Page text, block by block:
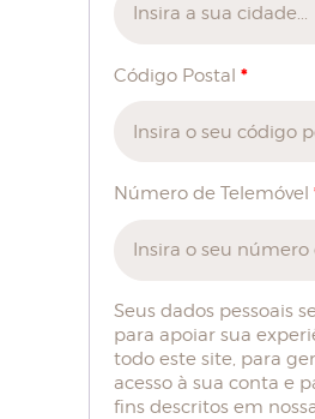
Código Postal *
Número de Telemóvel
Seus dados pessoais
para apoiar sua
todo este site, para
acesso à sua conta e
fins descritos em